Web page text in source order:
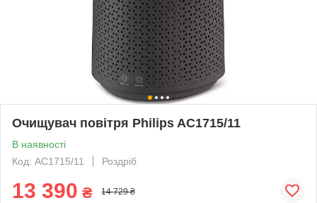
Очищувач повітря Philips AC1715/11
В наявності
Код: AC1715/11
Роздріб
13 390 ₴ 14 729 ₴